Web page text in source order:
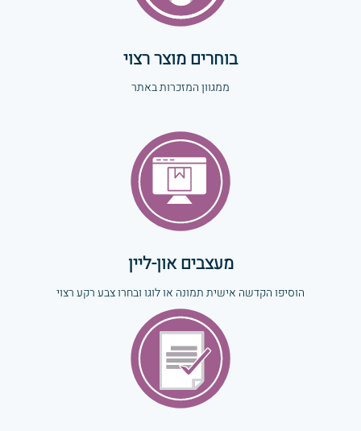
בוחרים מוצר רצוי
ממגוון המזכרות באתר
מעצבים און-ליין
הוסיפו הקדשה אישית תמונה או לוגו ובחרו צבע רקע רצוי